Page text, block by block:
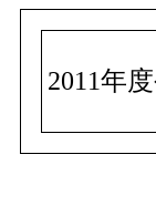
2011年